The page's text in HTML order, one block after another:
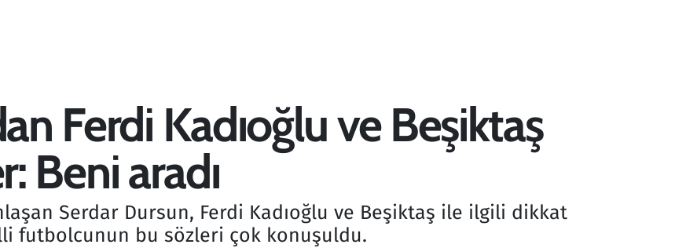
Ferdi Kadıoğlu ve Beşiktaş
Beni aradı
Serdar Dursun, Ferdi Kadıoğlu ve Beşiktaş ile ilgili dikkat
futbolcunun bu sözleri çok konuşuldu.